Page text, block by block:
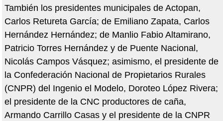
También los presidentes municipales de Actopan,
Carlos Retureta García; de Emiliano Zapata, Carlos
Hernández Hernández; de Manlio Fabio Altamirano,
Patricio Torres Hernández y de Puente Nacional,
Nicolás Campos Vásquez; asimismo, el presidente de
la Confederación Nacional de Propietarios Rurales
(CNPR) del Ingenio el Modelo, Doroteo López Rivera;
el presidente de la CNC productores de caña,
Armando Carrillo Casas y el presidente de la CNPR